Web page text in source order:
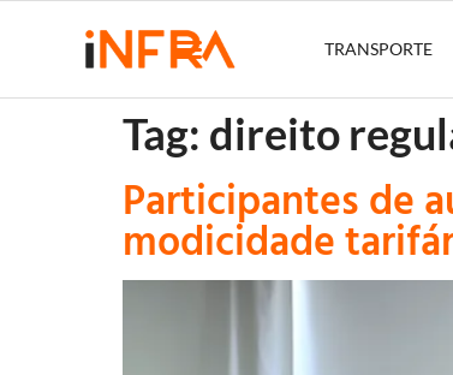
TRANSPORTE
Tag: direito
Participantes de
modicidade